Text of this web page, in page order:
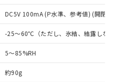
DC5V 100mA (P水準、参考値) (開閉
-25～60℃（ただし、氷結、結露しな
5～85%RH
約90g
いします。
（部品リスト作成サー
ただくには、I-Web
録されている必要が
サイト上で当社にご
況などにより、予定
ります。
ンロード
物質）のすべてが基
示します。
況下において有害物
環境に深刻な影響を
します。
社販売部門へお問
2および3の内容を当
します。また当社は、
売に係わる関係者が違
それがある場合は、取
種、また在庫状況の
していない機種